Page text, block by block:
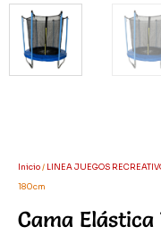
Inicio/ LINEA JUEGOS
180cm
Cama